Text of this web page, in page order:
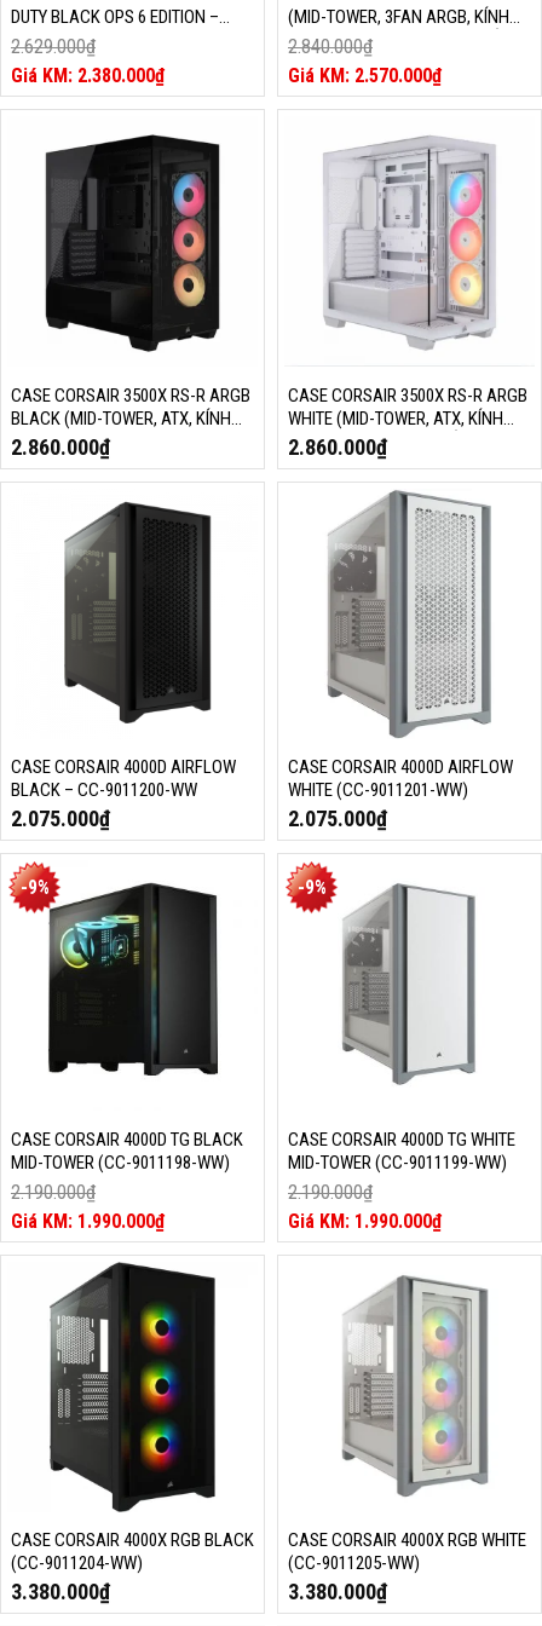
DUTY BLACK OPS 6 EDITION –
LIMITED (MID-TOWER, KÍNH
CƯỜNG LỰC, USB TYPE C, CC-
9011276-COD)
2.629.000₫
Giá
gốc
là:
2.629.000₫.
2.380.000₫
Giá
hiện
2.380.000₫.
(MID-TOWER, 3FAN ARGB, KÍNH
CƯỜNG LỰC, USB TYPE C, TRẮNG,
CC-9011279-WW)
2.840.000₫
Giá
gốc
là:
2.840.000₫.
2.570.000₫
Giá
hiện
2.570.000₫.
CASE CORSAIR 3500X RS-R ARGB
BLACK (MID-TOWER, ATX, KÍNH
CƯỜNG LỰC, 3 FAN, ĐEN, CC-
9011322-WW)
2.860.000₫
CASE CORSAIR 3500X RS-R ARGB
WHITE (MID-TOWER, ATX, KÍNH
CƯỜNG LỰC, 3 FAN, TRẮNG, CC-
9011323-WW)
2.860.000₫
CASE CORSAIR 4000D AIRFLOW
BLACK – CC-9011200-WW
2.075.000₫
CASE CORSAIR 4000D AIRFLOW
WHITE (CC-9011201-WW)
2.075.000₫
-9%
CASE CORSAIR 4000D TG BLACK
MID-TOWER (CC-9011198-WW)
2.190.000₫
Giá
gốc
là:
2.190.000₫.
1.990.000₫
Giá
hiện
1.990.000₫.
-9%
CASE CORSAIR 4000D TG WHITE
MID-TOWER (CC-9011199-WW)
2.190.000₫
Giá
gốc
là:
2.190.000₫.
1.990.000₫
Giá
hiện
1.990.000₫.
CASE CORSAIR 4000X RGB BLACK
(CC-9011204-WW)
3.380.000₫
CASE CORSAIR 4000X RGB WHITE
(CC-9011205-WW)
3.380.000₫